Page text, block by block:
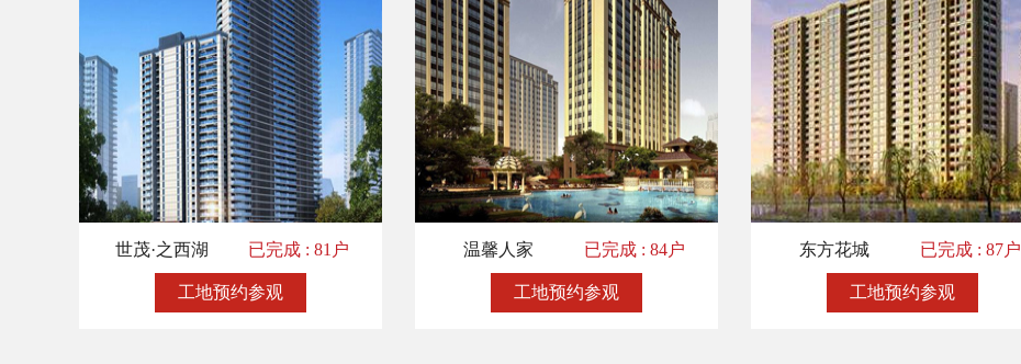
世茂·之西湖 已完成 : 81户
工地预约参观
温馨人家 已完成 : 84户
工地预约参观
东方花城 已完成 : 87户
工地预约参观